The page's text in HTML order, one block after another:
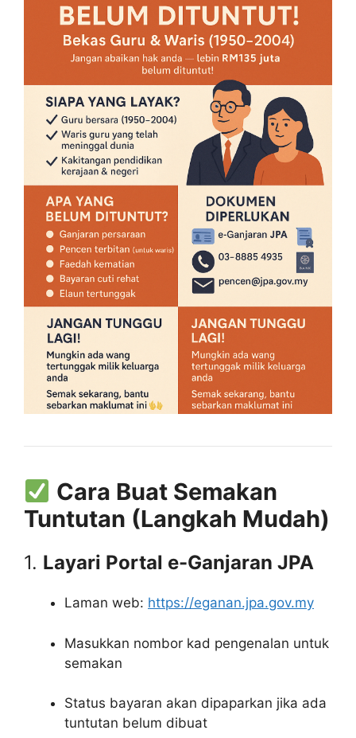
Cara Buat Semakan
Tuntutan (Langkah Mudah)
1. Layari Portal e-Ganjaran JPA
Laman web: https://eganan.jpa.gov.my
Masukkan nombor kad pengenalan untuk
semakan
Status bayaran akan dipaparkan jika ada
tuntutan belum dibuat